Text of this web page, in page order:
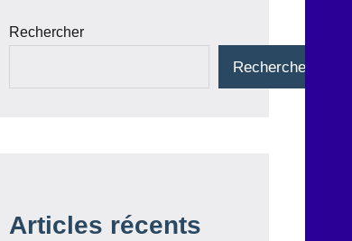
Rechercher
Rechercher
Articles récents